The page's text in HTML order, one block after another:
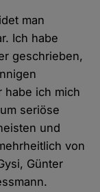
man
Ich habe
geschrieben,
habe ich mich
seriöse
und
von
Günter